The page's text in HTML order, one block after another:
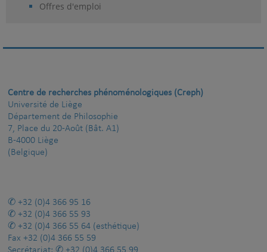
Offres d'emploi
Centre de recherches phénoménologiques (Creph)
Université de Liège
Département de Philosophie
7, Place du 20-Août (Bât. A1)
B-4000 Liège
(Belgique)
+32 (0)4 366 95 16
+32 (0)4 366 55 93
+32 (0)4 366 55 64 (esthétique)
Fax +32 (0)4 366 55 59